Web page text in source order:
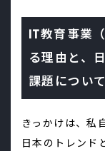
IT教育事業
る理由と、
課題につい
きっかけは、私
日本のトレンド